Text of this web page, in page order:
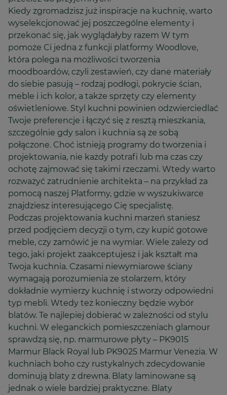
Kiedy zgromadzisz już inspiracje na kuchnię, warto
wyselekcjonować jej poszczególne elementy i
przekonać się, jak wyglądałyby razem W tym
pomoże Ci jedna z funkcji platformy Woodlove,
która polega na możliwości tworzenia
moodboardów, czyli zestawień, czy dane materiały
do siebie pasują – rodzaj podłogi, pokrycie ścian,
meble i ich kolor, a także sprzęty czy elementy
oświetleniowe. Styl kuchni powinien odzwierciedlać
Twoje preferencje i łączyć się z resztą mieszkania,
szczególnie gdy salon i kuchnia są ze sobą
połączone. Choć istnieją programy do tworzenia i
projektowania, nie każdy potrafi lub ma czas czy
ochotę zajmować się takimi rzeczami. Wtedy warto
rozważyć zatrudnienie architekta – na przykład za
pomocą naszej Platformy, gdzie w wyszukiwarce
znajdziesz interesującego Cię specjalistę.
Podczas projektowania kuchni marzeń staniesz
przed podjęciem decyzji o tym, czy kupić gotowe
meble, czy zamówić je na wymiar. Wiele zależy od
tego, jaki projekt zaakceptujesz i jak kształt ma
Twoja kuchnia. Czasami niewymiarowe ściany
wymagają porozumienia ze stolarzem, który
dokładnie wymierzy kuchnię i stworzy odpowiedni
typ mebli. Wtedy też konieczny będzie wybór
blatów. Te najlepiej dobierać w zależności od stylu
kuchni. W eleganckich pomieszczeniach glamour
sprawdzą się, np. marmurowe płyty – PK9015
Marmur Black Royal lub PK9025 Marmur Venezia. W
kuchniach boho czy rustykalnych zdecydowanie
dominują blaty z drewna. Blaty laminowane są
jednak o wiele bardziej praktyczne. Blaty